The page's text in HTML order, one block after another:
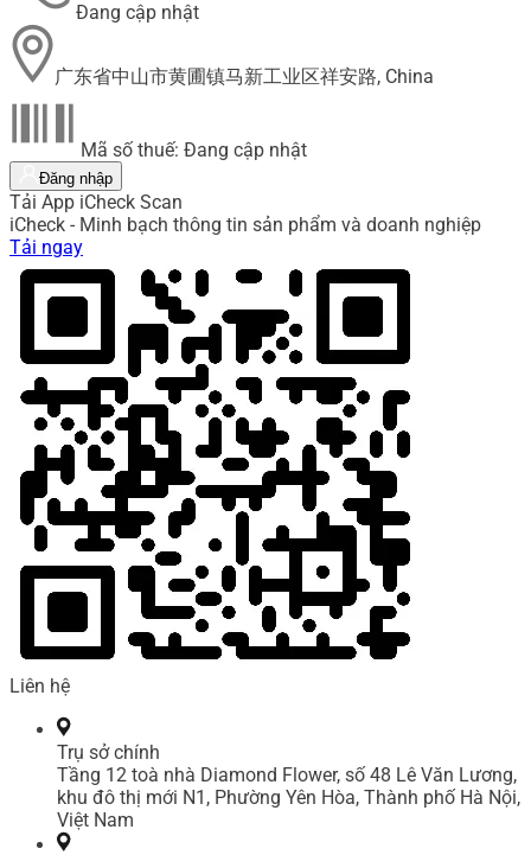
Đang cập nhật
广东省中山市黄圃镇马新工业区祥安路, China
Mã số thuế: Đang cập nhật
Đăng nhập
Tải App iCheck Scan
iCheck - Minh bạch thông tin sản phẩm và doanh nghiệp
Tải ngay
Liên hệ
Trụ sở chính
Tầng 12 toà nhà Diamond Flower, số 48 Lê Văn Lương,
khu đô thị mới N1, Phường Yên Hòa, Thành phố Hà Nội,
Việt Nam